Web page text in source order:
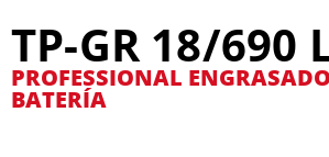
TP-GR 18/690
PROFESSIONAL
BATERÍA